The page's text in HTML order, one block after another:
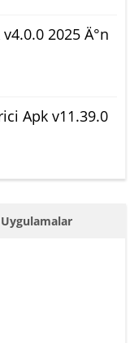
2025 Ä°n
Apk v11.39.0
Uygulamalar